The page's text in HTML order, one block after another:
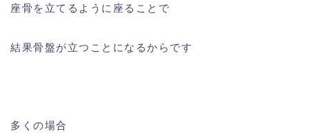
座骨を立てるように座ることで
結果骨盤が立つことになるからです
多くの場合